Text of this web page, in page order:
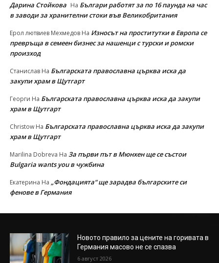
Дарина Стойкова На Българи работят за по 16 паунда на час
в заводи за хранителни стоки във Великобритания
Ерол лютвиев Мехмедов На Износът на проститутки в Европа се
превръща в семеен бизнес за нашенци с турски и ромски
произход
Станислав На Българската православна църква иска да
закупи храм в Щутгарт
Георги На Българската православна църква иска да закупи
храм в Щутгарт
Christow На Българската православна църква иска да закупи
храм в Щутгарт
Marilina Dobreva На За първи път в Мюнхен ще се състои
Bulgaria wants you в чужбина
Екатерина На „Фондацията“ ще зарадва българските си
фенове в Германия
Новото правило за цените на горивата в
Германия масово не се спазва
6 август 2026